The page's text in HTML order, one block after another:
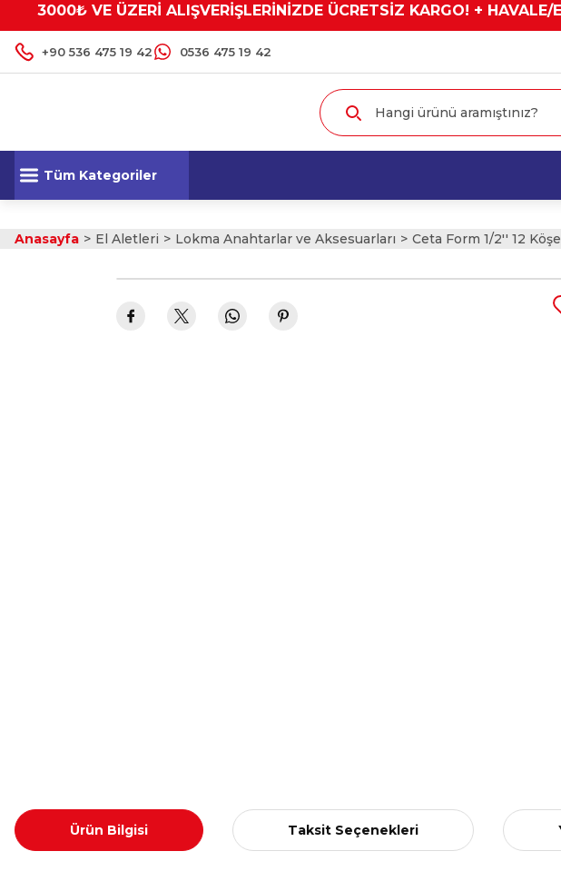
3000₺ VE ÜZERİ ALIŞVERİŞLERİNİZDE ÜCRETSİZ KARGO! +
+90 536 475 19 42 0536 475 19 42
Tüm Kategoriler
Anasayfa El Aletleri Lokma Anahtarlar ve Aksesuarları Ceta Form 1/2'' 12
Ürün Bilgisi Taksit Seçenekleri